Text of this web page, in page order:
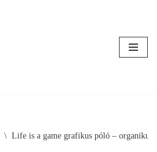
\ Life is a game grafikus póló – organikus